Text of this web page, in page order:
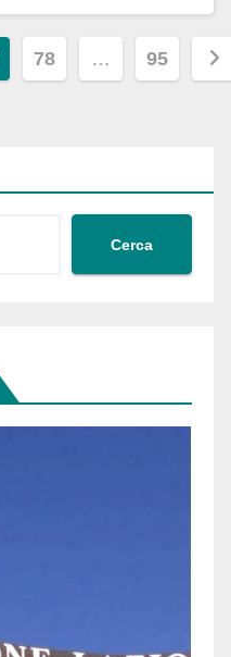
78 … 95
Cerca